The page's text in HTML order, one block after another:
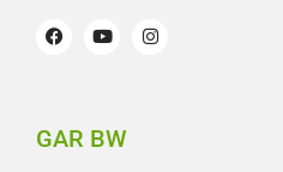
GAR BW